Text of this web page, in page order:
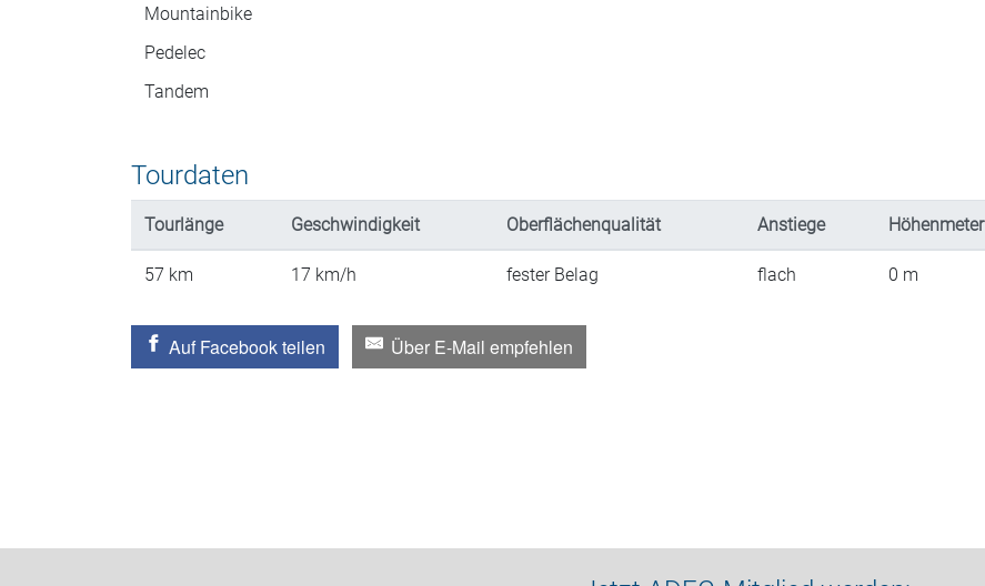
Mountainbike
Pedelec
Tandem
Tourdaten
Tourlänge Geschwindigkeit Oberflächenqualität Anstiege Höhenmeter
57 km 17 km/h fester Belag flach 0 m
Auf Facebook teilen Über E-Mail empfehlen